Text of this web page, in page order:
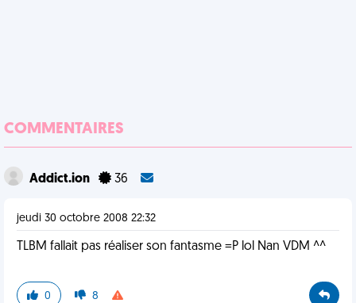
COMMENTAIRES
Addict.ion 36
jeudi 30 octobre 2008 22:32
TLBM fallait pas réaliser son fantasme =P lol Nan VDM ^^
0 8